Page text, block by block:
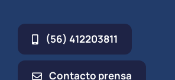
(56) 412203811
Contacto prensa